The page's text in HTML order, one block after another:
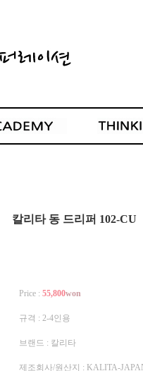
칼리타 동 드리퍼 102-CU
Price : 55,800won
규격 : 2-4인용
브랜드 : 칼리타
제조회사/원산지 : KALITA-